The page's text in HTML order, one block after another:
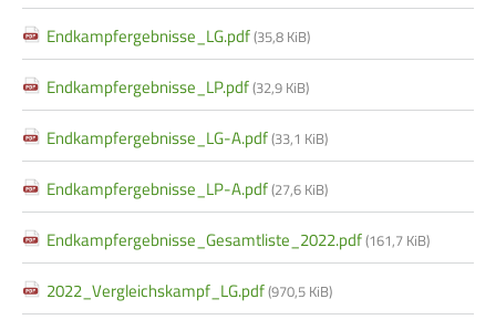
Endkampfergebnisse_LG.pdf(35,8 KiB)
Endkampfergebnisse_LP.pdf(32,9 KiB)
Endkampfergebnisse_LG-A.pdf(33,1 KiB)
Endkampfergebnisse_LP-A.pdf(27,6 KiB)
Endkampfergebnisse_Gesamtliste_2022.pdf(161,7 KiB)
2022_Vergleichskampf_LG.pdf(970,5 KiB)